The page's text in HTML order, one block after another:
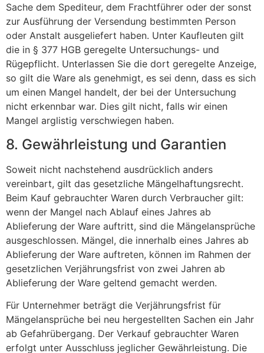
Sache dem Spediteur, dem Frachtführer oder der sonst
zur Ausführung der Versendung bestimmten Person
oder Anstalt ausgeliefert haben. Unter Kaufleuten gilt
die in § 377 HGB geregelte Untersuchungs- und
Rügepflicht. Unterlassen Sie die dort geregelte Anzeige,
so gilt die Ware als genehmigt, es sei denn, dass es sich
um einen Mangel handelt, der bei der Untersuchung
nicht erkennbar war. Dies gilt nicht, falls wir einen
Mangel arglistig verschwiegen haben.
8. Gewährleistung und Garantien
Soweit nicht nachstehend ausdrücklich anders
vereinbart, gilt das gesetzliche Mängelhaftungsrecht.
Beim Kauf gebrauchter Waren durch Verbraucher gilt:
wenn der Mangel nach Ablauf eines Jahres ab
Ablieferung der Ware auftritt, sind die Mängelansprüche
ausgeschlossen. Mängel, die innerhalb eines Jahres ab
Ablieferung der Ware auftreten, können im Rahmen der
gesetzlichen Verjährungsfrist von zwei Jahren ab
Ablieferung der Ware geltend gemacht werden.
Für Unternehmer beträgt die Verjährungsfrist für
Mängelansprüche bei neu hergestellten Sachen ein Jahr
ab Gefahrübergang. Der Verkauf gebrauchter Waren
erfolgt unter Ausschluss jeglicher Gewährleistung. Die